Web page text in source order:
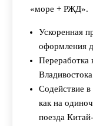
«море + РЖД».
Ускоренная
оформления
Переработка
Владивостока
Содействие
как на
поезда